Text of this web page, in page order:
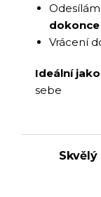
Vrácení
Ideální
sebe